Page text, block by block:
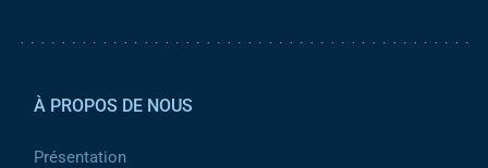
À PROPOS DE NOUS
Présentation